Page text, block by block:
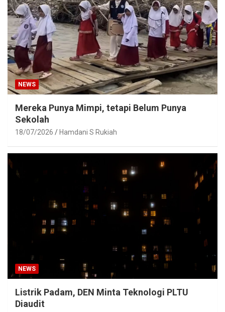
NEWS
Mereka Punya Mimpi, tetapi Belum Punya
Sekolah
18/07/2026 Hamdani S Rukiah
NEWS
Listrik Padam, DEN Minta Teknologi PLTU
Diaudit